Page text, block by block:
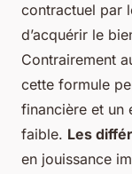
contractuel par
d’acquérir le
Contrairement
cette formule
financière et un
faible. Les
en jouissance